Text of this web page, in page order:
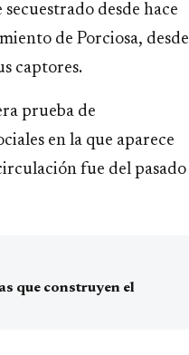
desde hace
de Porciosa, desde
captores.
prueba de
en la que aparece
fue del pasado
que construyen el